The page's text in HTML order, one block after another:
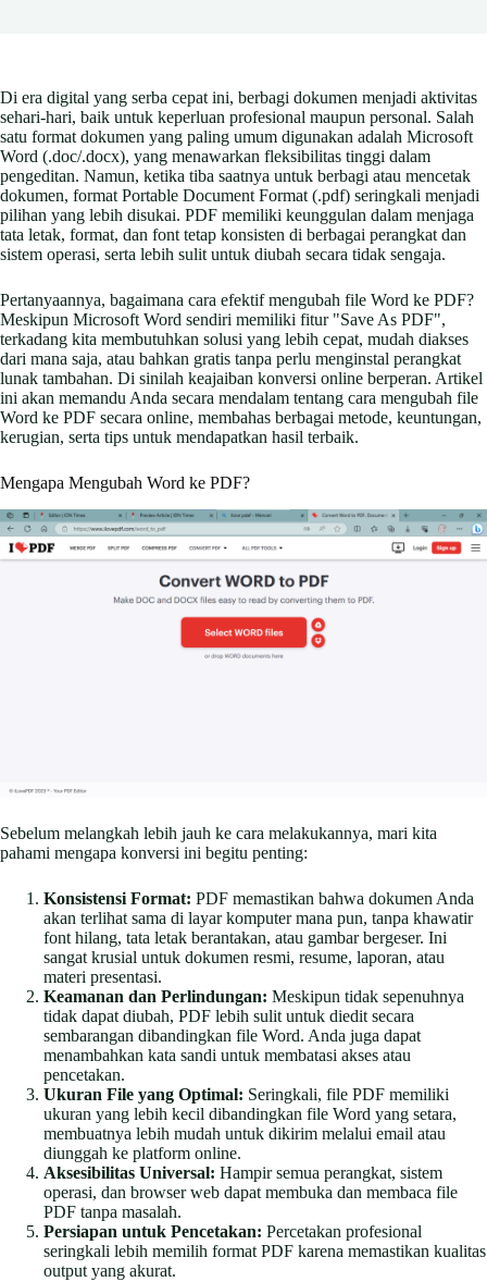
Di era digital yang serba cepat ini, berbagi dokumen menjadi aktivitas
sehari-hari, baik untuk keperluan profesional maupun personal. Salah
satu format dokumen yang paling umum digunakan adalah Microsoft
Word (.doc/.docx), yang menawarkan fleksibilitas tinggi dalam
pengeditan. Namun, ketika tiba saatnya untuk berbagi atau mencetak
dokumen, format Portable Document Format (.pdf) seringkali menjadi
pilihan yang lebih disukai. PDF memiliki keunggulan dalam menjaga
tata letak, format, dan font tetap konsisten di berbagai perangkat dan
sistem operasi, serta lebih sulit untuk diubah secara tidak sengaja.
Pertanyaannya, bagaimana cara efektif mengubah file Word ke PDF?
Meskipun Microsoft Word sendiri memiliki fitur "Save As PDF",
terkadang kita membutuhkan solusi yang lebih cepat, mudah diakses
dari mana saja, atau bahkan gratis tanpa perlu menginstal perangkat
lunak tambahan. Di sinilah keajaiban konversi online berperan. Artikel
ini akan memandu Anda secara mendalam tentang cara mengubah file
Word ke PDF secara online, membahas berbagai metode, keuntungan,
kerugian, serta tips untuk mendapatkan hasil terbaik.
Mengapa Mengubah Word ke PDF?
Sebelum melangkah lebih jauh ke cara melakukannya, mari kita
pahami mengapa konversi ini begitu penting:
Konsistensi Format: PDF memastikan bahwa dokumen Anda
akan terlihat sama di layar komputer mana pun, tanpa khawatir
font hilang, tata letak berantakan, atau gambar bergeser. Ini
sangat krusial untuk dokumen resmi, resume, laporan, atau
materi presentasi.
Keamanan dan Perlindungan: Meskipun tidak sepenuhnya
tidak dapat diubah, PDF lebih sulit untuk diedit secara
sembarangan dibandingkan file Word. Anda juga dapat
menambahkan kata sandi untuk membatasi akses atau
pencetakan.
Ukuran File yang Optimal: Seringkali, file PDF memiliki
ukuran yang lebih kecil dibandingkan file Word yang setara,
membuatnya lebih mudah untuk dikirim melalui email atau
diunggah ke platform online.
Aksesibilitas Universal: Hampir semua perangkat, sistem
operasi, dan browser web dapat membuka dan membaca file
PDF tanpa masalah.
Persiapan untuk Pencetakan: Percetakan profesional
seringkali lebih memilih format PDF karena memastikan kualitas
output yang akurat.